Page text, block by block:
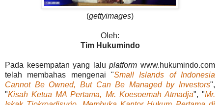
(gettyimages)
Oleh:
Tim Hukumindo
Pada kesempatan yang laluplatform www.hukumindo.com
telah membahas mengenai "Small Islands of Indonesia
Cannot Be Owned, But Can Be Managed by Investors",
"Kisah Ketua MA Pertama, Mr. Koesoemah Atmadja", "Mr.